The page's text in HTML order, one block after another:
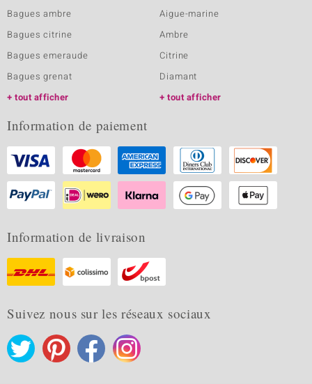
Bagues ambre
Bagues citrine
Bagues emeraude
Bagues grenat
tout afficher
Aigue-marine
Ambre
Citrine
Diamant
tout afficher
Information de paiement
Information de livraison
Suivez nous sur les réseaux sociaux